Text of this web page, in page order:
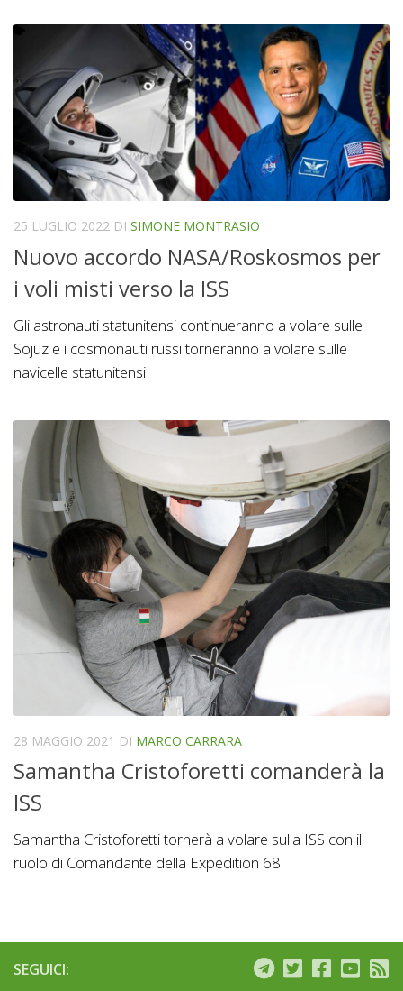
25 LUGLIO 2022 DI SIMONE MONTRASIO
Nuovo accordo NASA/Roskosmos per
i voli misti verso la ISS
Gli astronauti statunitensi continueranno a volare sulle
Sojuz e i cosmonauti russi torneranno a volare sulle
navicelle statunitensi
28 MAGGIO 2021 DI MARCO CARRARA
Samantha Cristoforetti comanderà la
ISS
Samantha Cristoforetti tornerà a volare sulla ISS con il
ruolo di Comandante della Expedition 68
SEGUICI: